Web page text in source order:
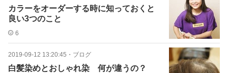
カラーをオーダーする時に知っておくと
良い3つのこと
6
2019-09-12 13:20:45 ・ ブログ
白髪染めとおしゃれ染 何が違うの？